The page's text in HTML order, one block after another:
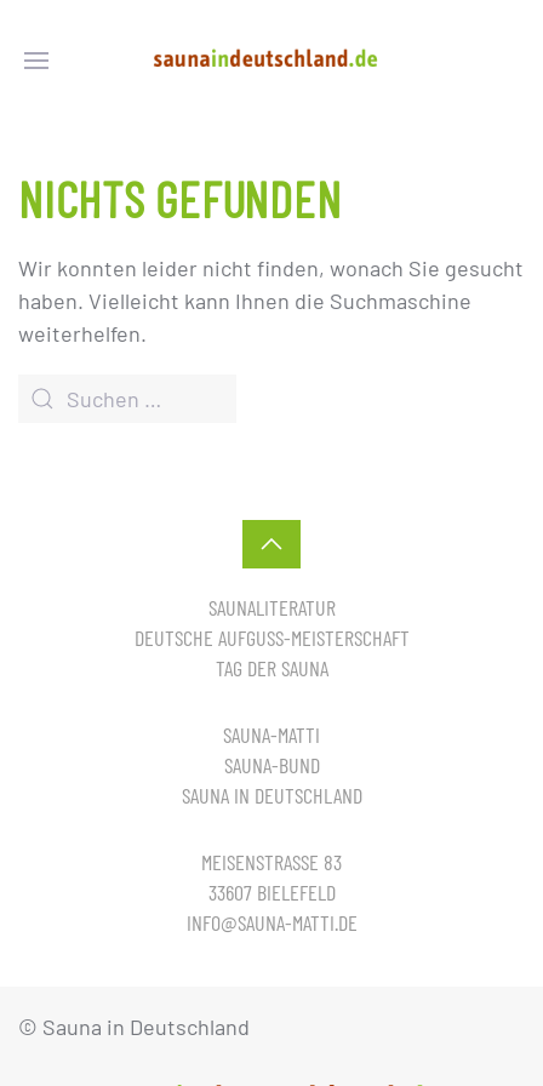
NICHTS GEFUNDEN
Wir konnten leider nicht finden, wonach Sie gesucht
haben. Vielleicht kann Ihnen die Suchmaschine
weiterhelfen.
SAUNALITERATUR
DEUTSCHE AUFGUSS-MEISTERSCHAFT
TAG DER SAUNA
SAUNA-MATTI
SAUNA-BUND
SAUNA IN DEUTSCHLAND
MEISENSTRASSE 83
33607 BIELEFELD
INFO@SAUNA-MATTI.DE
© Sauna in Deutschland